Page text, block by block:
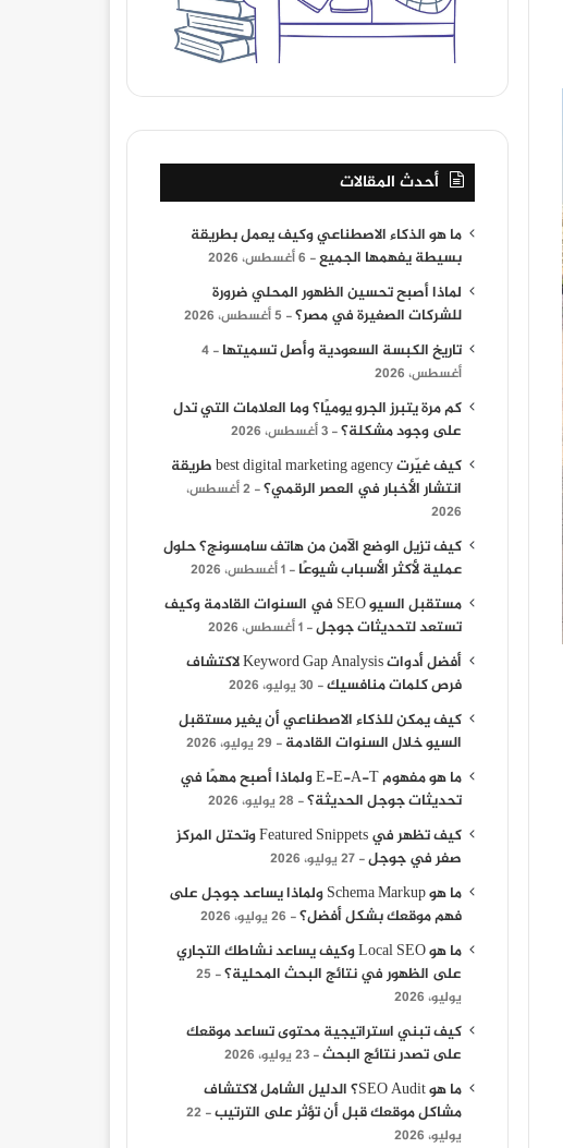
أحدث المقالات
ما هو الذكاء الاصطناعي وكيف يعمل بطريقة
بسيطة يفهمها الجميع
6 أغسطس، 2026
لماذا أصبح تحسين الظهور المحلي ضرورة
للشركات الصغيرة في مصر؟
5 أغسطس، 2026
تاريخ الكبسة السعودية وأصل تسميتها
4
أغسطس، 2026
كم مرة يتبرز الجرو يوميًا؟ وما العلامات التي تدل
على وجود مشكلة؟
3 أغسطس، 2026
كيف غيّرت best digital marketing agency طريقة
انتشار الأخبار في العصر الرقمي؟
2 أغسطس،
2026
كيف تزيل الوضع الآمن من هاتف سامسونج؟ حلول
عملية لأكثر الأسباب شيوعًا
1 أغسطس، 2026
مستقبل السيو SEO في السنوات القادمة وكيف
تستعد لتحديثات جوجل
1 أغسطس، 2026
أفضل أدوات Keyword Gap Analysis لاكتشاف
فرص كلمات منافسيك
30 يوليو، 2026
كيف يمكن للذكاء الاصطناعي أن يغير مستقبل
السيو خلال السنوات القادمة
29 يوليو، 2026
ما هو مفهوم E-E-A-T ولماذا أصبح مهمًا في
تحديثات جوجل الحديثة؟
28 يوليو، 2026
كيف تظهر في Featured Snippets وتحتل المركز
صفر في جوجل
27 يوليو، 2026
ما هو Schema Markup ولماذا يساعد جوجل على
فهم موقعك بشكل أفضل؟
26 يوليو، 2026
ما هو Local SEO وكيف يساعد نشاطك التجاري
على الظهور في نتائج البحث المحلية؟
25
يوليو، 2026
كيف تبني استراتيجية محتوى تساعد موقعك
على تصدر نتائج البحث
23 يوليو، 2026
ما هو SEO Audit؟ الدليل الشامل لاكتشاف
مشاكل موقعك قبل أن تؤثر على الترتيب
22
يوليو، 2026